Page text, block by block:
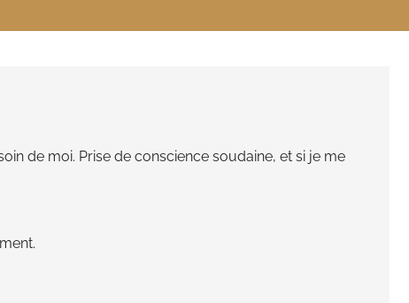
de moi. Prise de conscience soudaine, et si je me